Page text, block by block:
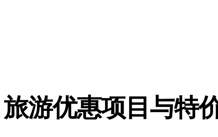
旅游优惠项目与特